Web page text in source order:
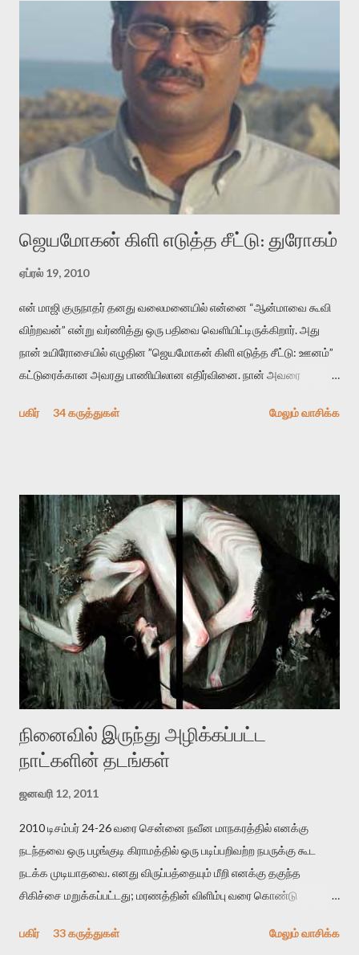
அதிகமாக்கும். கொல்லாது. ஒரு கனவை மீட்டெடுப்பதன் நோக்கம்
என்னவாக இருக்கும்? கவிதையின் அரூப இயக்கத்தை பொதுவயமாக
வடிக்க முயல்வதும் அதற்கே. கோயில் கருவறையின்
மென்வெளிச்சத்தில் நுண்பேசியின் படக்கருவியை இயக்கி சாத்தி
வைத்து விட்டு இயக்கத்தை அறிவோம். அறிதல் அபச்சாரமில்லை.
பயணப் படிமம் என்பது காக்னிடிவ் பொயடிக்ஸ் எனும் சமகால
விமர்சனத்தின் ஒரு முக்கிய கருவி. இக்கருவியை மனுஷ்யபுத்திரனின்
“காலை வணக்கங்கள்” எனும் ஒரு கவிதையில் சொருகப் போகிறோம்.
முதலில் கருவியை பழகுவோம். அன்றாட மொழியில் ஒன்று ம...
ஜெயமோகன் கிளி எடுத்த சீட்டு: துரோகம்
ஏப்ரல் 19, 2010
என் மாஜி குருநாதர் தனது வலைமனையில் என்னை “ஆன்மாவை கூவி
விற்றவன்” என்று வர்ணித்து ஒரு பதிவை வெளியிட்டிருக்கிறார். அது
நான் உயிரோசையில் எழுதின ”ஜெயமோகன் கிளி எடுத்த சீட்டு: ஊனம்”
கட்டுரைக்கான அவரது பாணியிலான எதிர்வினை. நான் அவரை
பதிவை படித்த நண்பர்கள் பலரும் அவருக்காக இரக்கப்பட்டார்கள்.
தனது இணையதளத்திலே தொடர்ந்து பதிவு செய்கிறார். உயிர்மை
இன்னும் சில வருடங்களுக்கு தனக்கு எதிராக எழுத்தாளர்களை ஏவி
விட்டபடி இருக்கும் என்று ஒரு அச்சத்தை வெளிப்படுத்தியபடி
இருக்கிறார். அவர் கடுமையான பாதுகாப்பின்மை மனநிலையில் உள்ளார்.
உயிர்மை அவரை தாக்க உத்தேசித்தாலும் இல்லை என்றாலும்
ஜெயமோகன் அந்த பிரமையால் தொடர்ந்து அச்சுறுத்தலுக்கு உள்ளாகி
உள்ளார். உங்களை பற்றின இந்த தாக்குதல் கூட இதன் வெளிப்பாடு தான்”.
உண்மையே! ராக்கி படத்தில் குத்துச்சண்டை வீரராக வரும் சில்வெஸ்டர்
ஓரிடத்தில் சொல்வார்: ...
பகிர் 34 கருத்துகள் மேலும் வாசிக்க
நினைவில் இருந்து அழிக்கப்பட்ட
நாட்களின் தடங்கள்
ஜனவரி 12, 2011
2010 டிசம்பர் 24-26 வரை சென்னை நவீன மாநகரத்தில் எனக்கு
நடந்தவை ஒரு பழங்குடி கிராமத்தில் ஒரு படிப்பறிவற்ற நபருக்கு கூட
நடக்க முடியாதவை. எனது விருப்பத்தையும் மீறி எனக்கு தகுந்த
சிகிச்சை மறுக்கப்பட்டது; மரணத்தின் விளிம்பு வரை கொண்டு
பகிர்
33 கருத்துகள் மேலும் வாசிக்க